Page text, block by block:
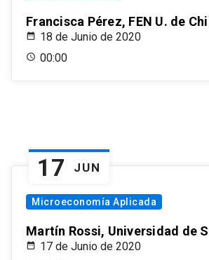
Francisca Pérez, FEN U. de
18 de Junio de 2020
00:00
17 JUN
Microeconomía Aplicada
Martín Rossi, Universidad de
17 de Junio de 2020